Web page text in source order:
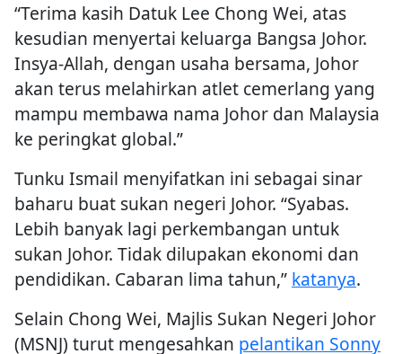
“Terima kasih Datuk Lee Chong Wei, atas
kesudian menyertai keluarga Bangsa Johor.
Insya-Allah, dengan usaha bersama, Johor
akan terus melahirkan atlet cemerlang yang
mampu membawa nama Johor dan Malaysia
ke peringkat global.”
Tunku Ismail menyifatkan ini sebagai sinar
baharu buat sukan negeri Johor. “Syabas.
Lebih banyak lagi perkembangan untuk
sukan Johor. Tidak dilupakan ekonomi dan
pendidikan. Cabaran lima tahun,” katanya.
Selain Chong Wei, Majlis Sukan Negeri Johor
(MSNJ) turut mengesahkan pelantikan Sonny